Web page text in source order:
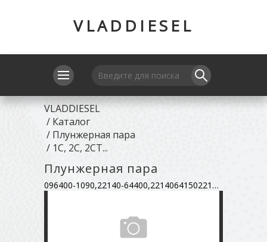
VLADDIESEL
VLADDIESEL
/ Каталог
/ Плунжерная пара
/ 1C, 2C, 2CT...
Плунжерная пара
096400-1090,22140-64400,221406415022140-64010,096400-2420